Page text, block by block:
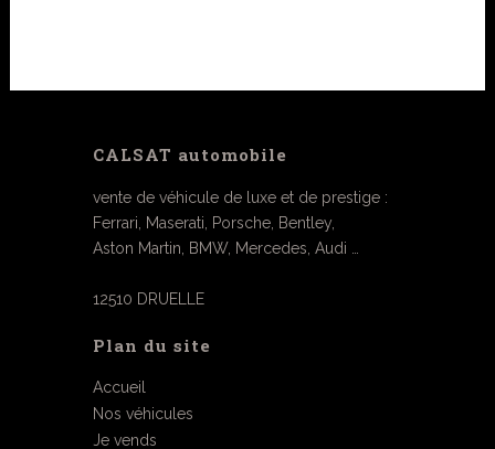
CALSAT automobile
vente de véhicule de luxe et de prestige :
Ferrari, Maserati, Porsche, Bentley,
Aston Martin, BMW, Mercedes, Audi …
12510 DRUELLE
Plan du site
Accueil
Nos véhicules
Je vends